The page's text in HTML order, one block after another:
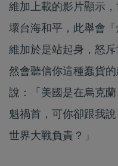
維加上載的影片顯示
壞台海和平，此舉會
維加於是站起身，怒
然會聽信你這種蠢貨
說：「美國是在烏克
魁禍首，可你卻跟我
世界大戰負責？」